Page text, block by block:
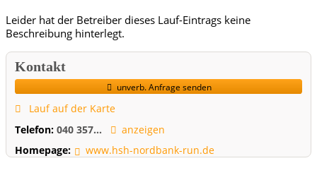
Leider hat der Betreiber dieses Lauf-Eintrags keine
Beschreibung hinterlegt.
Kontakt
unverb. Anfrage senden
Lauf auf der Karte
Telefon: 040 357...
anzeigen
Homepage:
www.hsh-nordbank-run.de